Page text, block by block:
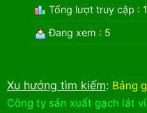
Tổng lượt truy cập :
Đang xem : 5
Xu hướng tìm kiếm: Bảng
Công ty sản xuất gạch lát